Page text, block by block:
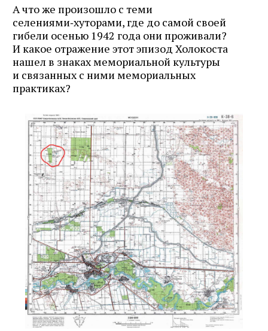
А что же произошло с теми
селениями‑хуторами, где до самой своей
гибели осенью 1942 года они проживали?
И какое отражение этот эпизод Холокоста
нашел в знаках мемориальной культуры
и связанных с ними мемориальных
практиках?